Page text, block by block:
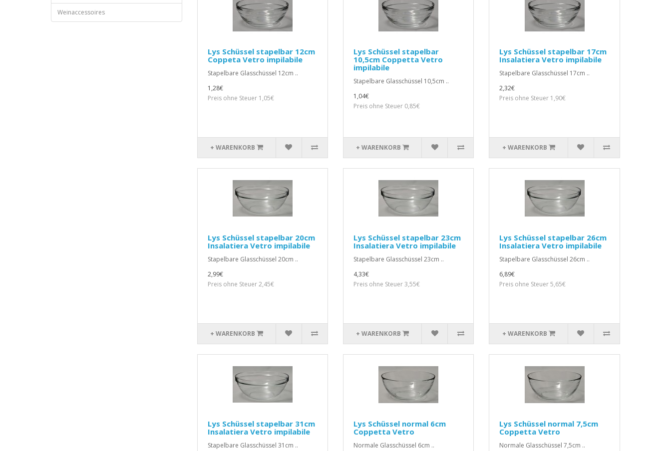
Weinaccessoires
Lys Schüssel stapelbar 12cm
Coppeta Vetro impilabile
Stapelbare Glasschüssel 12cm ..
1,28€
Preis ohne Steuer 1,05€
+ WARENKORB
Lys Schüssel stapelbar
10,5cm Coppetta Vetro
impilabile
Stapelbare Glasschüssel 10,5cm ..
1,04€
Preis ohne Steuer 0,85€
+ WARENKORB
Lys Schüssel stapelbar 17cm
Insalatiera Vetro impilabile
Stapelbare Glasschüssel 17cm ..
2,32€
Preis ohne Steuer 1,90€
+ WARENKORB
Lys Schüssel stapelbar 20cm
Insalatiera Vetro impilabile
Stapelbare Glasschüssel 20cm ..
2,99€
Preis ohne Steuer 2,45€
+ WARENKORB
Lys Schüssel stapelbar 23cm
Insalatiera Vetro impilabile
Stapelbare Glasschüssel 23cm ..
4,33€
Preis ohne Steuer 3,55€
+ WARENKORB
Lys Schüssel stapelbar 26cm
Insalatiera Vetro impilabile
Stapelbare Glasschüssel 26cm ..
6,89€
Preis ohne Steuer 5,65€
+ WARENKORB
Lys Schüssel stapelbar 31cm
Insalatiera Vetro impilabile
Stapelbare Glasschüssel 31cm ..
Lys Schüssel normal 6cm
Coppetta Vetro
Normale Glasschüssel 6cm ..
Lys Schüssel normal 7,5cm
Coppetta Vetro
Normale Glasschüssel 7,5cm ..